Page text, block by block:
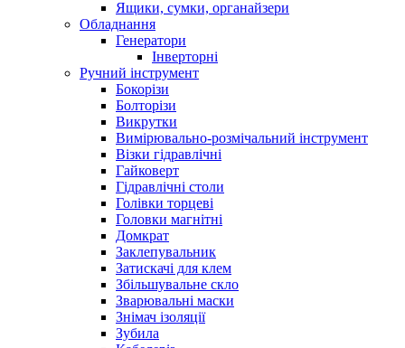
Ящики, сумки, органайзери
Обладнання
Генератори
Інверторні
Ручний інструмент
Бокорізи
Болторізи
Викрутки
Вимірювально-розмічальний інструмент
Візки гідравлічні
Гайковерт
Гідравлічні столи
Голівки торцеві
Головки магнітні
Домкрат
Заклепувальник
Затискачі для клем
Збільшувальне скло
Зварювальні маски
Знімач ізоляції
Зубила